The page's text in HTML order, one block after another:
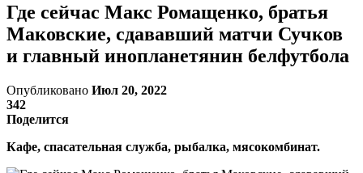
Где сейчас Макс Ромащенко, братья
Маковские, сдававший матчи Сучков
и главный инопланетянин белфутбола
Опубликовано Июл 20, 2022
342
Поделится
Кафе, спасательная служба, рыбалка, мясокомбинат.